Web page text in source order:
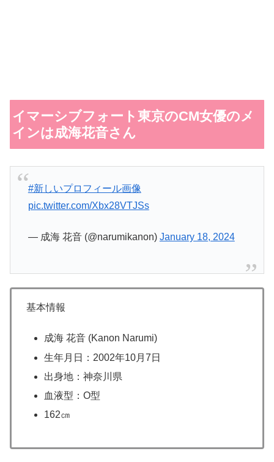
イマーシブフォート東京のCM女優のメ
インは成海花音さん
#新しいプロフィール画像
pic.twitter.com/Xbx28VTJSs
— 成海 花音 (@narumikanon) January 18, 2024
基本情報
成海 花音 (Kanon Narumi)
生年月日：2002年10月7日
出身地：神奈川県
血液型：O型
162㎝